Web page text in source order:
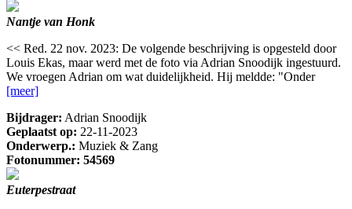
Nantje van Honk
<< Red. 22 nov. 2023: De volgende beschrijving is opgesteld door
Louis Ekas, maar werd met de foto via Adrian Snoodijk ingestuurd.
We vroegen Adrian om wat duidelijkheid. Hij meldde: "Onder
[meer]
Bijdrager: Adrian Snoodijk
Geplaatst op: 22-11-2023
Onderwerp.: Muziek & Zang
Fotonummer: 54569
Euterpestraat